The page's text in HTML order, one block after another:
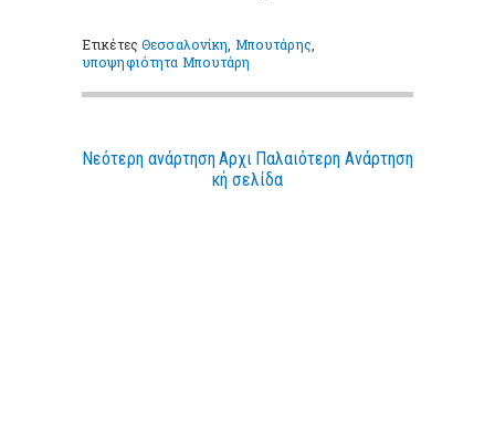
ΕτικέτεςΘεσσαλονίκη Μπουτάρης
υποψηφιότητα Μπουτάρη
Νεότερη ανάρτηση Παλαιότερη Ανάρτηση
Αρχι
κή σελίδα